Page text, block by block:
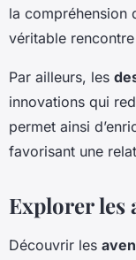
la compréhension
véritable
Par ailleurs, les
innovations qui
permet ainsi
favorisant une
Explorer les
Découvrir les